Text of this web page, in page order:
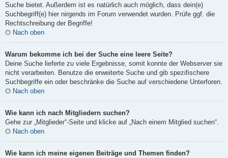
Suche bietet. Außerdem ist es natürlich auch möglich, dass dein(e)
Suchbegriff(e) hier nirgends im Forum verwendet wurden. Prüfe ggf. die
Rechtschreibung der Begriffe!
Nach oben
Warum bekomme ich bei der Suche eine leere Seite?
Deine Suche lieferte zu viele Ergebnisse, somit konnte der Webserver sie
nicht verarbeiten. Benutze die erweiterte Suche und gib spezifischere
Suchbegriffe ein oder beschränke die Suche auf verschiedene Unterforen.
Nach oben
Wie kann ich nach Mitgliedern suchen?
Gehe zur „Mitglieder“-Seite und klicke auf „Nach einem Mitglied suchen“.
Nach oben
Wie kann ich meine eigenen Beiträge und Themen finden?